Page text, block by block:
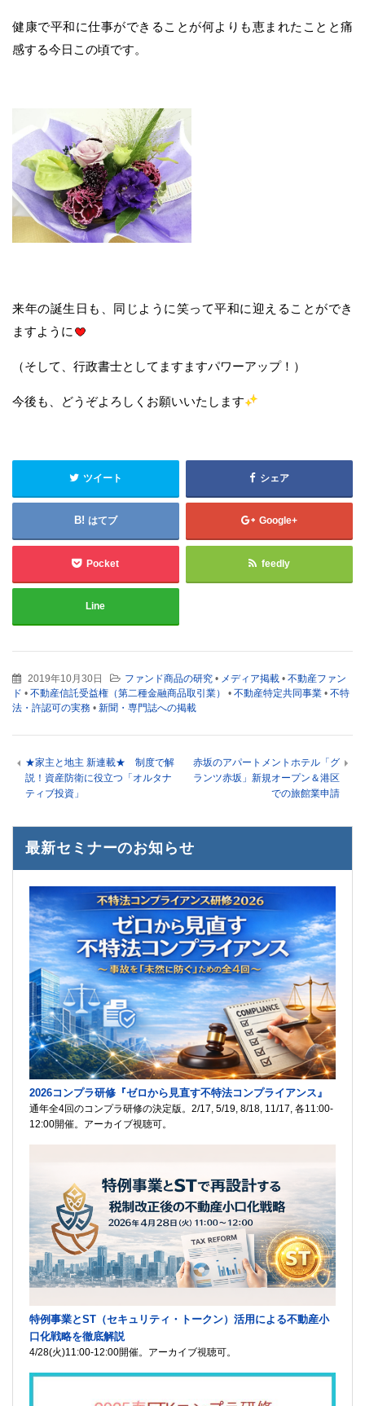
健康で平和に仕事ができることが何よりも恵まれたことと痛
感する今日この頃です。
来年の誕生日も、同じように笑って平和に迎えることができ
ますように
（そして、行政書士としてますますパワーアップ！）
今後も、どうぞよろしくお願いいたします
ツイート シェア
はてブ Google+
Pocket feedly
Line
2019年10月30日 ファンド商品の研究 • メディア掲載 • 不動産ファン
ド • 不動産信託受益権（第二種金融商品取引業） • 不動産特定共同事業 • 不特
法・許認可の実務 • 新聞・専門誌への掲載
★家主と地主 新連載★ 制度で解
説！資産防衛に役立つ「オルタナ
ティブ投資」
赤坂のアパートメントホテル「グ
ランツ赤坂」新規オープン＆港区
での旅館業申請
最新セミナーのお知らせ
2026コンプラ研修『ゼロから見直す不特法コンプライアンス』
通年全4回のコンプラ研修の決定版。2/17, 5/19, 8/18, 11/17, 各11:00-
12:00開催。アーカイブ視聴可。
特例事業とST（セキュリティ・トークン）活用による不動産小
口化戦略を徹底解説
4/28(火)11:00-12:00開催。アーカイブ視聴可。